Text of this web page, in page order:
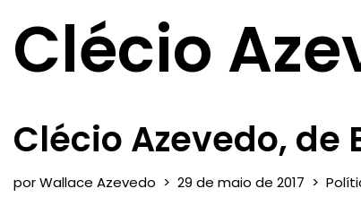
Clécio
Clécio Azevedo, de
porWallace Azevedo 29 de maio de 2017